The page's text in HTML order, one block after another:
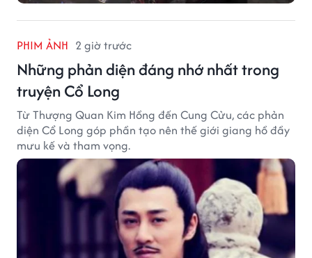
PHIM ẢNH 2 giờ trước
Những phản diện đáng nhớ nhất trong
truyện Cổ Long
Từ Thượng Quan Kim Hồng đến Cung Cửu, các phản
diện Cổ Long góp phần tạo nên thế giới giang hồ đầy
mưu kế và tham vọng.